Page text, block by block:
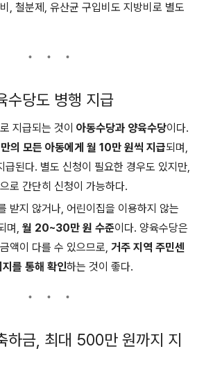
, 철분제, 유산균 구입비도 지방비로 별도
수당도 병행 지급
지급되는 것이 아동수당과 양육수당이다.
의 모든 아동에게 월 10만 원씩 지급되며,
급된다. 별도 신청이 필요한 경우도 있지만,
로 간단히 신청이 가능하다.
받지 않거나, 어린이집을 이용하지 않는
며, 월 20~30만 원 수준이다. 양육수당은
액이 다를 수 있으므로, 거주 지역 주민센
를 통해 확인하는 것이 좋다.
하금, 최대 500만 원까지 지